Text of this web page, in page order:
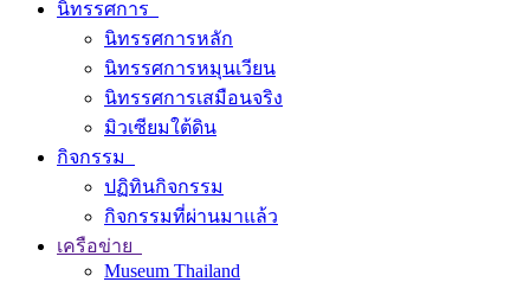
นิทรรศการ
นิทรรศการหลัก
นิทรรศการหมุนเวียน
นิทรรศการเสมือนจริง
มิวเซียมใต้ดิน
กิจกรรม
ปฏิทินกิจกรรม
กิจกรรมที่ผ่านมาแล้ว
เครือข่าย
Museum Thailand